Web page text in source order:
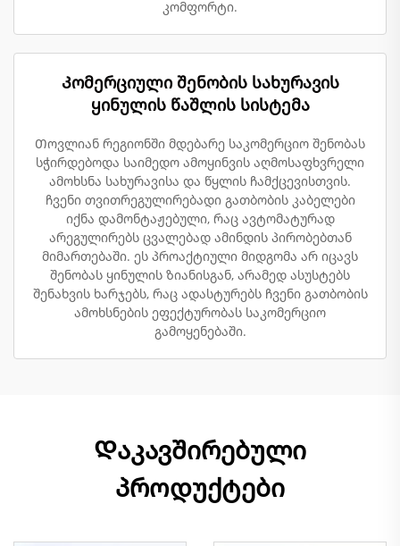
კომფორტი.
Კომერციული შენობის სახურავის
ყინულის წაშლის სისტემა
Თოვლიან რეგიონში მდებარე საკომერციო შენობას
სჭირდებოდა საიმედო ამოყინვის აღმოსაფხვრელი
ამოხსნა სახურავისა და წყლის ჩამქცევისთვის.
ჩვენი თვითრეგულირებადი გათბობის კაბელები
იქნა დამონტაჟებული, რაც ავტომატურად
არეგულირებს ცვალებად ამინდის პირობებთან
მიმართებაში. ეს პროაქტიული მიდგომა არ იცავს
შენობას ყინულის ზიანისგან, არამედ ასუსტებს
შენახვის ხარჯებს, რაც ადასტურებს ჩვენი გათბობის
ამოხსნების ეფექტურობას საკომერციო
გამოყენებაში.
Დაკავშირებული
პროდუქტები